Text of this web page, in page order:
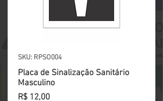
SKU: RPSO004
Placa de Sinalização Sanitário
Masculino
R$ 12,00Preço